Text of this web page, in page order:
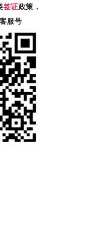
签证政策，
服号